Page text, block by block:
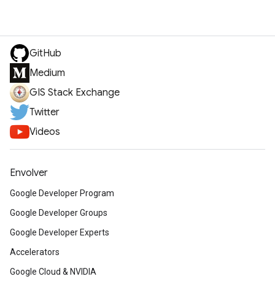
GitHub
Medium
GIS Stack Exchange
Twitter
Videos
Envolver
Google Developer Program
Google Developer Groups
Google Developer Experts
Accelerators
Google Cloud & NVIDIA